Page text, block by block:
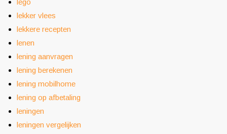
lego
lekker vlees
lekkere recepten
lenen
lening aanvragen
lening berekenen
lening mobilhome
lening op afbetaling
leningen
leningen vergelijken